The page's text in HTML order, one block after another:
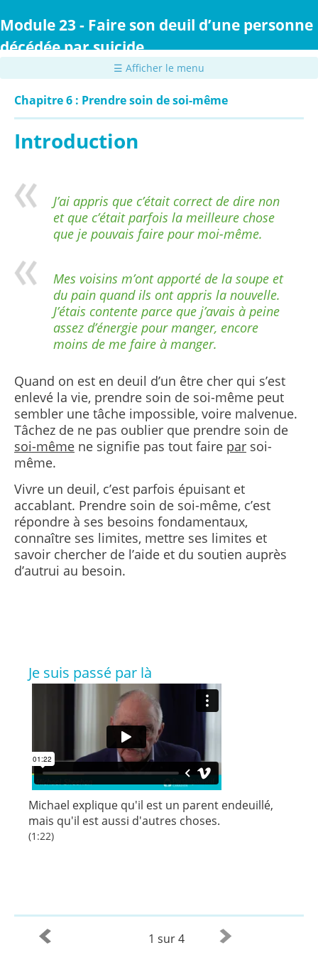
au
principal
Module 23 - Faire son deuil d’une personne
décédée par suicide
☰ Afficher le menu
Chapitre 6 : Prendre soin de soi-même
Introduction
J’ai appris que c’était correct de dire non
et que c’était parfois la meilleure chose
que je pouvais faire pour moi-même.
Mes voisins m’ont apporté de la soupe et
du pain quand ils ont appris la nouvelle.
J’étais contente parce que j’avais à peine
assez d’énergie pour manger, encore
moins de me faire à manger.
Quand on est en deuil d’un être cher qui s’est
enlevé la vie, prendre soin de soi-même peut
sembler une tâche impossible, voire malvenue.
Tâchez de ne pas oublier que prendre soin de
soi-même ne signifie pas tout faire par soi-
même.
Vivre un deuil, c’est parfois épuisant et
accablant. Prendre soin de soi-même, c’est
répondre à ses besoins fondamentaux,
connaître ses limites, mettre ses limites et
savoir chercher de l’aide et du soutien auprès
d’autrui au besoin.
Je suis passé par là
Michael explique qu'il est un parent endeuillé,
mais qu'il est aussi d'autres choses.
(1:22)
1 sur 4